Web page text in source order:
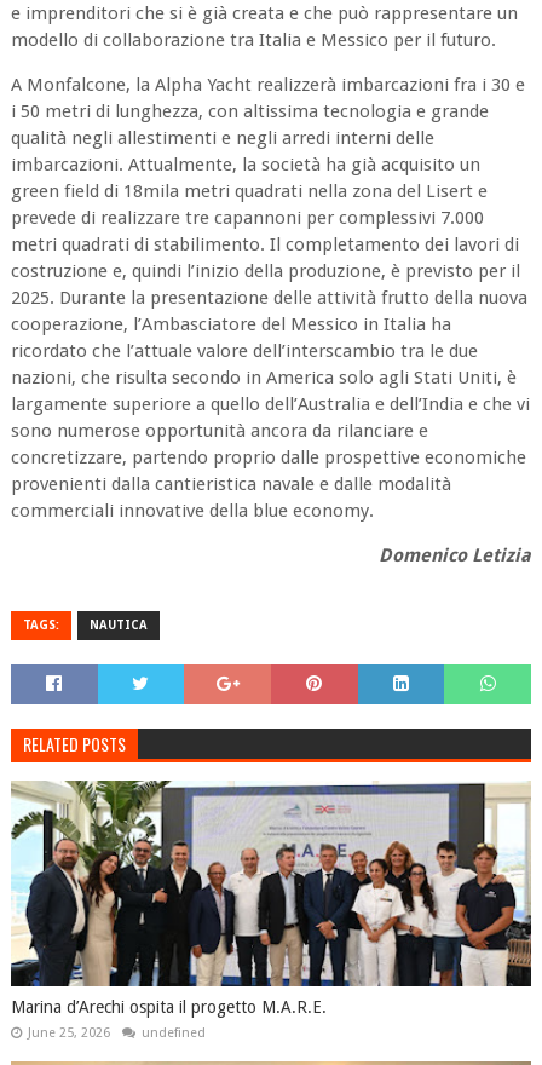
e imprenditori che si è già creata e che può rappresentare un
modello di collaborazione tra Italia e Messico per il futuro.
A Monfalcone, la Alpha Yacht realizzerà imbarcazioni fra i 30 e
i 50 metri di lunghezza, con altissima tecnologia e grande
qualità negli allestimenti e negli arredi interni delle
imbarcazioni. Attualmente, la società ha già acquisito un
green field di 18mila metri quadrati nella zona del Lisert e
prevede di realizzare tre capannoni per complessivi 7.000
metri quadrati di stabilimento. Il completamento dei lavori di
costruzione e, quindi l’inizio della produzione, è previsto per il
2025. Durante la presentazione delle attività frutto della nuova
cooperazione, l’Ambasciatore del Messico in Italia ha
ricordato che l’attuale valore dell’interscambio tra le due
nazioni, che risulta secondo in America solo agli Stati Uniti, è
largamente superiore a quello dell’Australia e dell’India e che vi
sono numerose opportunità ancora da rilanciare e
concretizzare, partendo proprio dalle prospettive economiche
provenienti dalla cantieristica navale e dalle modalità
commerciali innovative della blue economy.
Domenico Letizia
TAGS: NAUTICA
RELATED POSTS
Marina d’Arechi ospita il progetto M.A.R.E.
June 25, 2026 undefined